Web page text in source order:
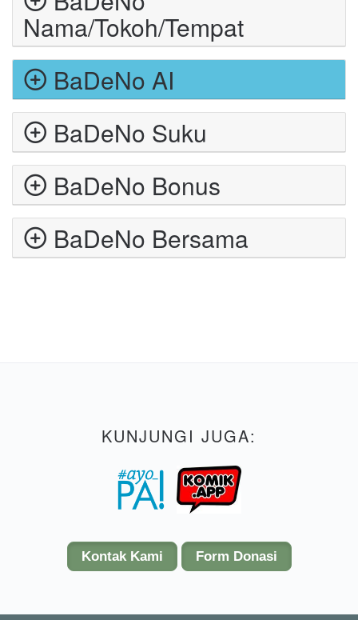
Nama/Tokoh/Tempat
BaDeNo AI
BaDeNo Suku
BaDeNo Bonus
BaDeNo Bersama
KUNJUNGI JUGA:
Kontak Kami Form Donasi